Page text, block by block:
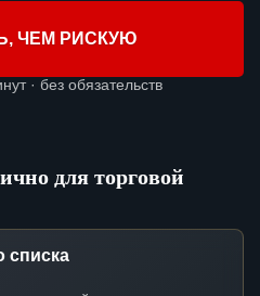
ЧЕМ РИСКУЮ
· без обязательств
для торговой
списка